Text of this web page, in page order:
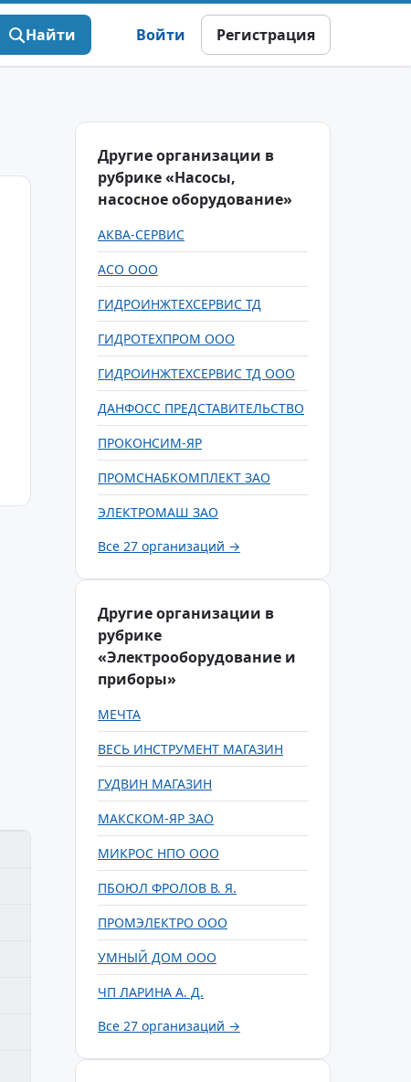
Найти Войти Регистрация
Другие организации в
рубрике «Насосы,
насосное оборудование»
АКВА-СЕРВИС
АСО ООО
ГИДРОИНЖТЕХСЕРВИС ТД
ГИДРОТЕХПРОМ ООО
ГИДРОИНЖТЕХСЕРВИС ТД ООО
ДАНФОСС ПРЕДСТАВИТЕЛЬСТВО
ПРОКОНСИМ-ЯР
ПРОМСНАБКОМПЛЕКТ ЗАО
ЭЛЕКТРОМАШ ЗАО
Все 27 организаций →
Другие организации в
рубрике
«Электрооборудование и
приборы»
МЕЧТА
ВЕСЬ ИНСТРУМЕНТ МАГАЗИН
ГУДВИН МАГАЗИН
МАКСКОМ-ЯР ЗАО
МИКРОС НПО ООО
ПБОЮЛ ФРОЛОВ В. Я.
ПРОМЭЛЕКТРО ООО
УМНЫЙ ДОМ ООО
ЧП ЛАРИНА А. Д.
Все 27 организаций →